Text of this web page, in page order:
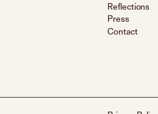
Reflections
Press
Contact